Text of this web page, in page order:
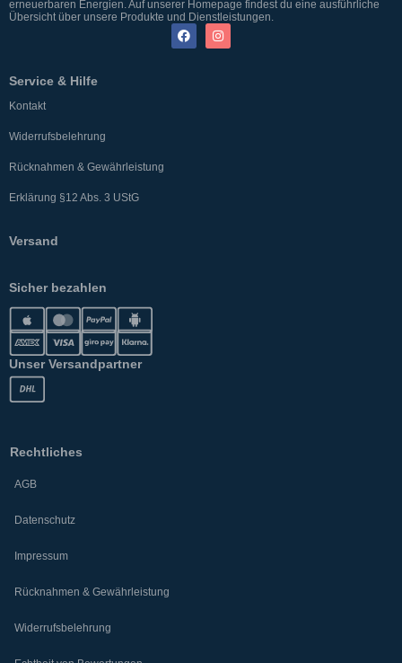
erneuerbaren Energien. Auf unserer Homepage findest du eine ausführliche
Übersicht über unsere Produkte und Dienstleistungen.
Service & Hilfe
Kontakt
Widerrufsbelehrung
Rücknahmen & Gewährleistung
Erklärung §12 Abs. 3 UStG
Versand
Sicher bezahlen
Unser Versandpartner
Rechtliches
AGB
Datenschutz
Impressum
Rücknahmen & Gewährleistung
Widerrufsbelehrung